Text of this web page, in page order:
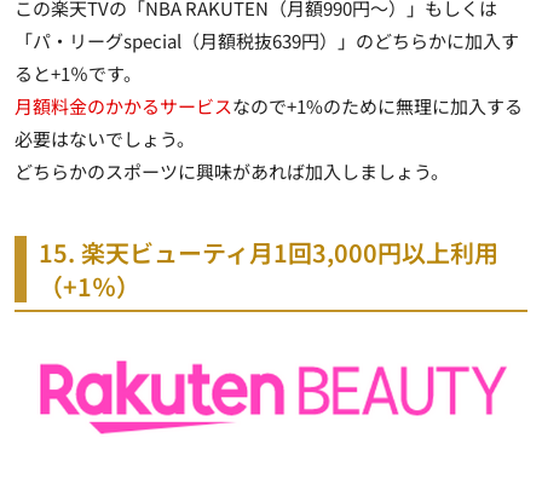
この楽天TVの「NBA RAKUTEN（月額990円～）」もしくは
「パ・リーグspecial（月額税抜639円）」のどちらかに加入す
ると+1％です。
月額料金のかかるサービスなので+1%のために無理に加入する
必要はないでしょう。
どちらかのスポーツに興味があれば加入しましょう。
15. 楽天ビューティ月1回3,000円以上利用
（+1％）